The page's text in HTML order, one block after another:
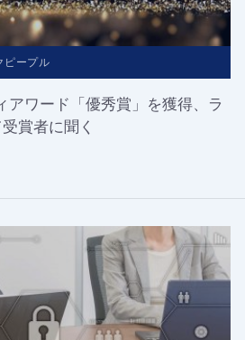
ープル
アワード「優秀賞」を獲得、ラ
賞者に聞く